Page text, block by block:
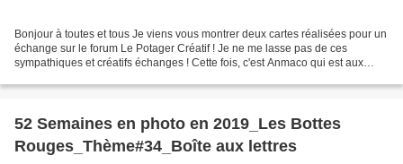
Bonjour à toutes et tous Je viens vous montrer deux cartes réalisées pour un
échange sur le forum Le Potager Créatif ! Je ne me lasse pas de ces
sympathiques et créatifs échanges ! Cette fois, c'est Anmaco qui est aux
52 Semaines en photo en 2019_Les Bottes
Rouges_Thème#34_Boîte aux lettres